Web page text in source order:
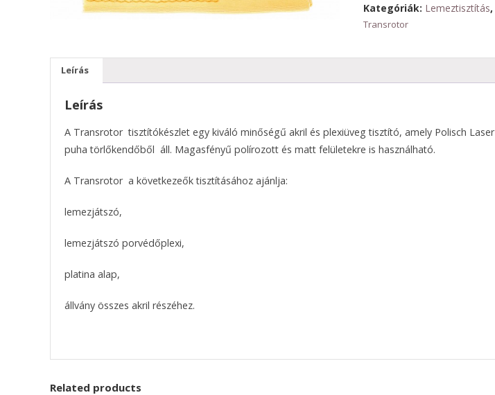
Kategóriák: Lemeztisztítás,
Transrotor
Leírás
Leírás
A Transrotortisztítókészlet egy kiváló minőségű akril és plexiüveg tisztító, amely Polisch
puha törlőkendőből áll. Magasfényű polírozott és matt felületekre is használható.
A Transrotor a következeők tisztításához ajánlja:
lemezjátszó,
lemezjátszó porvédőplexi,
platina alap,
állvány összes akril részéhez.
Related products